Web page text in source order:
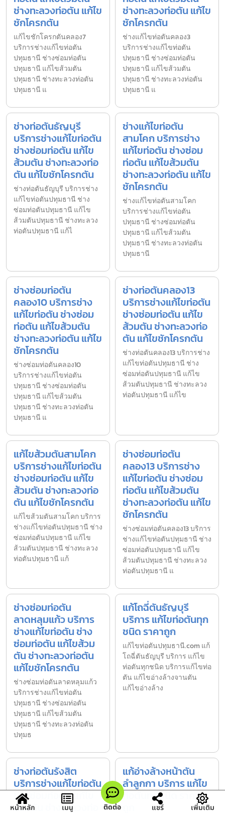
ช่างทะลวงท่อตัน แก้ไข
ชักโครกตัน
แก้ไขชักโครกตันคลอง7
บริการช่างแก้ไขท่อตัน
ปทุมธานี ช่างซ่อมท่อตัน
ปทุมธานี แก้ไขส้วมตัน
ปทุมธานี ช่างทะลวงท่อตัน
ปทุมธานี แ
ช่างทะลวงท่อตัน แก้ไข
ชักโครกตัน
ช่างแก้ไขท่อตันคลอง3
บริการช่างแก้ไขท่อตัน
ปทุมธานี ช่างซ่อมท่อตัน
ปทุมธานี แก้ไขส้วมตัน
ปทุมธานี ช่างทะลวงท่อตัน
ปทุมธานี แ
ช่างท่อตันธัญบุรี
บริการช่างแก้ไขท่อตัน
ช่างซ่อมท่อตัน แก้ไข
ส้วมตัน ช่างทะลวงท่อ
ตัน แก้ไขชักโครกตัน
ช่างท่อตันธัญบุรี บริการช่าง
แก้ไขท่อตันปทุมธานี ช่าง
ซ่อมท่อตันปทุมธานี แก้ไข
ส้วมตันปทุมธานี ช่างทะลวง
ท่อตันปทุมธานี แก้ไ
ช่างแก้ไขท่อตัน
สามโคก บริการช่าง
แก้ไขท่อตัน ช่างซ่อม
ท่อตัน แก้ไขส้วมตัน
ช่างทะลวงท่อตัน แก้ไข
ชักโครกตัน
ช่างแก้ไขท่อตันสามโคก
บริการช่างแก้ไขท่อตัน
ปทุมธานี ช่างซ่อมท่อตัน
ปทุมธานี แก้ไขส้วมตัน
ปทุมธานี ช่างทะลวงท่อตัน
ปทุมธานี
ช่างซ่อมท่อตัน
คลอง10 บริการช่าง
แก้ไขท่อตัน ช่างซ่อม
ท่อตัน แก้ไขส้วมตัน
ช่างทะลวงท่อตัน แก้ไข
ชักโครกตัน
ช่างซ่อมท่อตันคลอง10
บริการช่างแก้ไขท่อตัน
ปทุมธานี ช่างซ่อมท่อตัน
ปทุมธานี แก้ไขส้วมตัน
ปทุมธานี ช่างทะลวงท่อตัน
ปทุมธานี แ
ช่างท่อตันคลอง13
บริการช่างแก้ไขท่อตัน
ช่างซ่อมท่อตัน แก้ไข
ส้วมตัน ช่างทะลวงท่อ
ตัน แก้ไขชักโครกตัน
ช่างท่อตันคลอง13 บริการช่าง
แก้ไขท่อตันปทุมธานี ช่าง
ซ่อมท่อตันปทุมธานี แก้ไข
ส้วมตันปทุมธานี ช่างทะลวง
ท่อตันปทุมธานี แก้ไข
แก้ไขส้วมตันสามโคก
บริการช่างแก้ไขท่อตัน
ช่างซ่อมท่อตัน แก้ไข
ส้วมตัน ช่างทะลวงท่อ
ตัน แก้ไขชักโครกตัน
แก้ไขส้วมตันสามโคก บริการ
ช่างแก้ไขท่อตันปทุมธานี ช่าง
ซ่อมท่อตันปทุมธานี แก้ไข
ส้วมตันปทุมธานี ช่างทะลวง
ท่อตันปทุมธานี แก้
ช่างซ่อมท่อตัน
คลอง13 บริการช่าง
แก้ไขท่อตัน ช่างซ่อม
ท่อตัน แก้ไขส้วมตัน
ช่างทะลวงท่อตัน แก้ไข
ชักโครกตัน
ช่างซ่อมท่อตันคลอง13 บริการ
ช่างแก้ไขท่อตันปทุมธานี ช่าง
ซ่อมท่อตันปทุมธานี แก้ไข
ส้วมตันปทุมธานี ช่างทะลวง
ท่อตันปทุมธานี แ
ช่างซ่อมท่อตัน
ลาดหลุมแก้ว บริการ
ช่างแก้ไขท่อตัน ช่าง
ซ่อมท่อตัน แก้ไขส้วม
ตัน ช่างทะลวงท่อตัน
แก้ไขชักโครกตัน
ช่างซ่อมท่อตันลาดหลุมแก้ว
บริการช่างแก้ไขท่อตัน
ปทุมธานี ช่างซ่อมท่อตัน
ปทุมธานี แก้ไขส้วมตัน
ปทุมธานี ช่างทะลวงท่อตัน
ปทุมธ
แก้โถฉี่ตันธัญบุรี
บริการ แก้ไขท่อตันทุก
ชนิด ราคาถูก
แก้ไขท่อตันปทุมธานี.com แก้
โถฉี่ตันธัญบุรี บริการ แก้ไข
ท่อตันทุกชนิด บริการแก้ไขท่อ
ตัน แก้ไขอ่างล้างจานตัน
แก้ไขอ่างล้าง
ช่างท่อตันรังสิต
บริการช่างแก้ไขท่อตัน
ช่างซ่อมท่อตัน แก้ไข
ส้วมตัน ช่างทะลวงท่อ
แก้อ่างล้างหน้าตัน
ลำลูกกา บริการ แก้ไข
ท่อตันทุกชนิด ราคา
หน้าหลัก เมนู ติดต่อ แชร์ เพิ่มเติม